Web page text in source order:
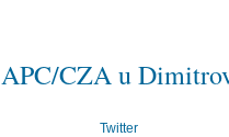
APC/CZA u
Twitter